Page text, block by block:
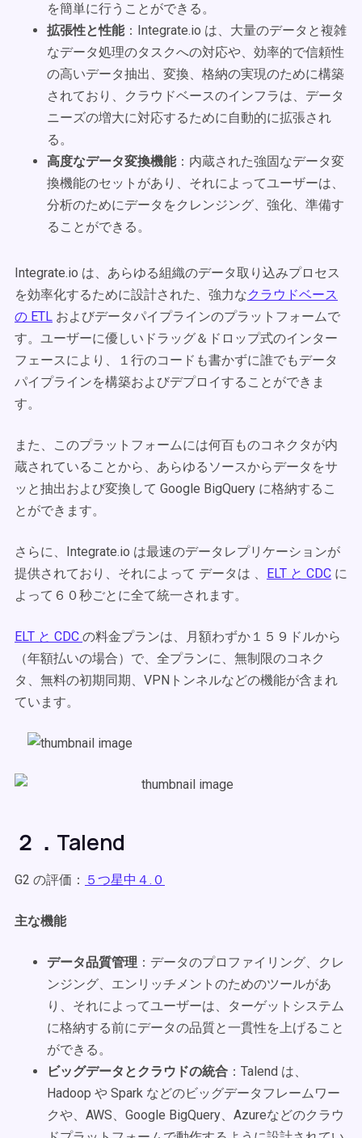
を簡単に行うことができる。
拡張性と性能：Integrate.io は、大量のデータと複雑
なデータ処理のタスクへの対応や、効率的で信頼性
の高いデータ抽出、変換、格納の実現のために構築
されており、クラウドベースのインフラは、データ
ニーズの増大に対応するために自動的に拡張され
る。
高度なデータ変換機能：内蔵された強固なデータ変
換機能のセットがあり、それによってユーザーは、
分析のためにデータをクレンジング、強化、準備す
ることができる。
Integrate.io は、あらゆる組織のデータ取り込みプロセス
を効率化するために設計された、強力なクラウドベース
の ETL およびデータパイプラインのプラットフォームで
す。ユーザーに優しいドラッグ＆ドロップ式のインター
フェースにより、１行のコードも書かずに誰でもデータ
パイプラインを構築およびデプロイすることができま
す。
また、このプラットフォームには何百ものコネクタが内
蔵されていることから、あらゆるソースからデータをサ
ッと抽出および変換して Google BigQuery に格納するこ
とができます。
さらに、Integrate.io は最速のデータレプリケーションが
提供されており、それによって データは 、 ELT と CDC に
よって６０秒ごとに全て統一されます。
ELT と CDC の料金プランは、月額わずか１５９ドルから
（年額払いの場合）で、全プランに、無制限のコネク
タ、無料の初期同期、VPNトンネルなどの機能が含まれ
ています。
２．Talend
G2 の評価： ５つ星中４.０
主な機能
データ品質管理 ：データのプロファイリング、クレ
ンジング、エンリッチメントのためのツールがあ
り、それによってユーザーは、ターゲットシステム
に格納する前にデータの品質と一貫性を上げること
ができる。
ビッグデータとクラウドの統合 ：Talend は、
Hadoop や Spark などのビッグデータフレームワー
クや、AWS、Google BigQuery、Azureなどのクラウ